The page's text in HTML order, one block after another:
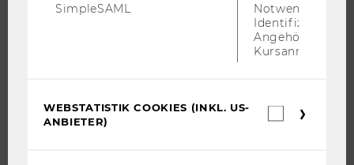
FORSCHUNGSINFRASTRUKTUR
ÜBER DIE WU
SimpleSAML
Notwendig zur
Identifizierung
Angehörige/r für
Kursanmeldung.
WEBSTATISTIK COOKIES (INKL. US-
ANBIETER)